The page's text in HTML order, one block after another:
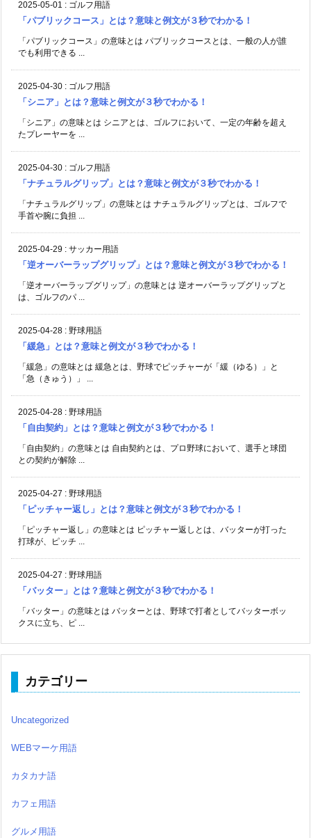
2025-05-01 : ゴルフ用語
「パブリックコース」とは？意味と例文が３秒でわかる！
「パブリックコース」の意味とは パブリックコースとは、一般の人が誰
でも利用できる ...
2025-04-30 : ゴルフ用語
「シニア」とは？意味と例文が３秒でわかる！
「シニア」の意味とは シニアとは、ゴルフにおいて、一定の年齢を超え
たプレーヤーを ...
2025-04-30 : ゴルフ用語
「ナチュラルグリップ」とは？意味と例文が３秒でわかる！
「ナチュラルグリップ」の意味とは ナチュラルグリップとは、ゴルフで
手首や腕に負担 ...
2025-04-29 : サッカー用語
「逆オーバーラップグリップ」とは？意味と例文が３秒でわかる！
「逆オーバーラップグリップ」の意味とは 逆オーバーラップグリップと
は、ゴルフのパ ...
2025-04-28 : 野球用語
「緩急」とは？意味と例文が３秒でわかる！
「緩急」の意味とは 緩急とは、野球でピッチャーが「緩（ゆる）」と
「急（きゅう）」 ...
2025-04-28 : 野球用語
「自由契約」とは？意味と例文が３秒でわかる！
「自由契約」の意味とは 自由契約とは、プロ野球において、選手と球団
との契約が解除 ...
2025-04-27 : 野球用語
「ピッチャー返し」とは？意味と例文が３秒でわかる！
「ピッチャー返し」の意味とは ピッチャー返しとは、バッターが打った
打球が、ピッチ ...
2025-04-27 : 野球用語
「バッター」とは？意味と例文が３秒でわかる！
「バッター」の意味とは バッターとは、野球で打者としてバッターボッ
クスに立ち、ピ ...
カテゴリー
Uncategorized
WEBマーケ用語
カタカナ語
カフェ用語
グルメ用語